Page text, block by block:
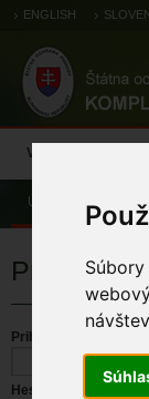
ENGLISH
Výsledky
Úvod
Prihlásenie
Prihlasovacie meno
Heslo